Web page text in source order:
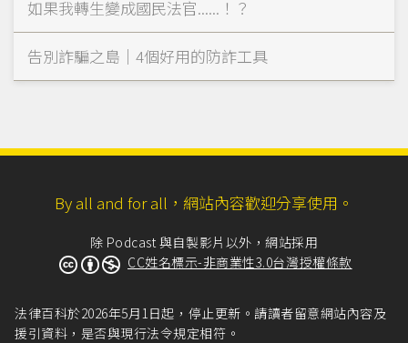
如果我轉生變成國民法官......！？
告別詐騙之島｜4個好用的防詐工具
By all and for all，網站內容歡迎分享使用。
除 Podcast 與自製影片以外，網站採用
CC姓名標示-非商業性3.0台灣授權條款
法律百科於2026年5月1日起，停止更新。請讀者留意網站內容及
援引資料，是否與現行法令規定相符。